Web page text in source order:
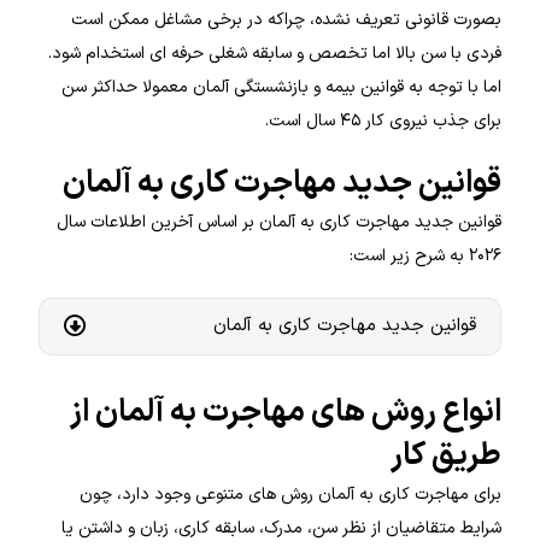
بصورت قانونی تعریف نشده، چراکه در برخی مشاغل ممکن است
فردی با سن بالا اما تخصص و سابقه شغلی حرفه ای استخدام شود.
اما با توجه به قوانین بیمه و بازنشستگی آلمان معمولا حداکثر سن
برای جذب نیروی کار ۴۵ سال است.
قوانین جدید مهاجرت کاری به آلمان
قوانین جدید مهاجرت کاری به آلمان بر اساس آخرین اطلاعات سال
۲۰۲۶ به شرح زیر است:
قوانین جدید مهاجرت کاری به آلمان
انواع روش های مهاجرت به آلمان از
طریق کار
برای مهاجرت کاری به آلمان روش های متنوعی وجود دارد، چون
شرایط متقاضیان از نظر سن، مدرک، سابقه کاری، زبان و داشتن یا